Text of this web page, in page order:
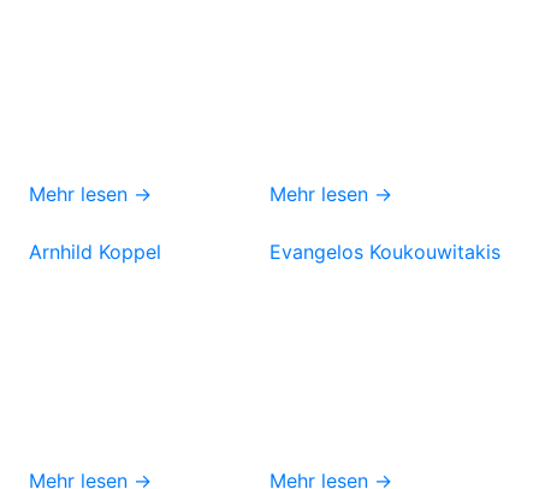
Mehr lesen → Mehr lesen →
Arnhild Koppel
Mehr lesen →
Evangelos Koukouwitakis
Mehr lesen →